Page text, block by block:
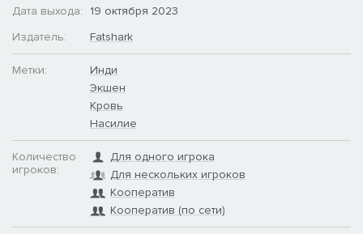
Дата выхода:
19 октября 2023
Издатель:
Fatshark
Метки:
Инди
Экшен
Кровь
Насилие
Количество
игроков:
Для одного игрока
Для нескольких игроков
Кооператив
Кооператив (по сети)